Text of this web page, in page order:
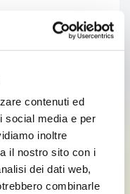
contenuti ed
social media e per
inoltre
il nostro sito con i
dei dati web,
combinarle